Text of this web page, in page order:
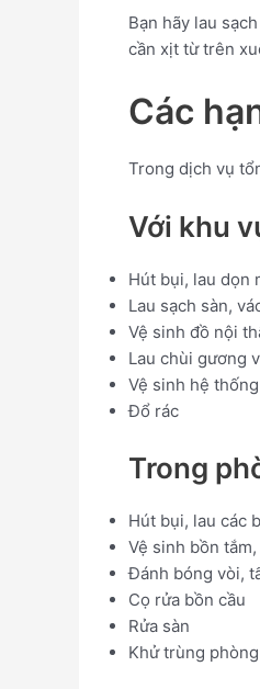
Bạn hãy lau
cần xịt từ trên
Các
Trong dịch vụ
Với khu
Hút bụi, lau dọn
Lau sạch sàn,
Vệ sinh đồ nội
Lau chùi gương
Vệ sinh hệ
Đổ rác
Trong
Hút bụi, lau các
Vệ sinh bồn
Đánh bóng vòi,
Cọ rửa bồn cầu
Rửa sàn
Khử trùng phòng